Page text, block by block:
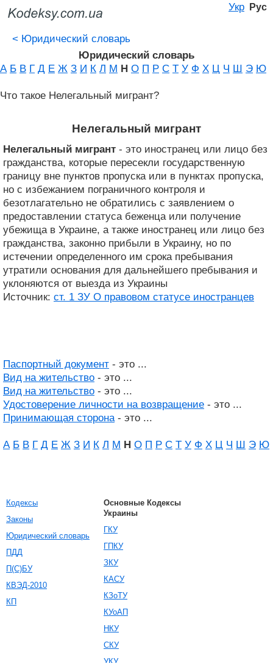
Укр Рус
< Юридический словарь
Юридический словарь
А Б В Г Д Е Ж З И К Л М Н О П Р С Т У Ф Х Ц Ч Ш Э Ю
Что такое Нелегальный мигрант?
Нелегальный мигрант
Нелегальный мигрант - это иностранец или лицо без
гражданства, которые пересекли государственную
границу вне пунктов пропуска или в пунктах пропуска,
но с избежанием пограничного контроля и
безотлагательно не обратились с заявлением о
предоставлении статуса беженца или получение
убежища в Украине, а также иностранец или лицо без
гражданства, законно прибыли в Украину, но по
истечении определенного им срока пребывания
утратили основания для дальнейшего пребывания и
уклоняются от выезда из Украины
Источник: ст. 1 ЗУ О правовом статусе иностранцев
Паспортный документ - это ...
Вид на жительство - это ...
Вид на жительство - это ...
Удостоверение личности на возвращение - это ...
Принимающая сторона- это ...
А Б В Г Д Е Ж З И К Л М Н О П Р С Т У Ф Х Ц Ч Ш Э Ю
Кодексы
Законы
Юридический словарь
ПДД
П(С)БУ
КВЭД-2010
КП
Основные Кодексы
Украины
ГКУ
ГПКУ
ЗКУ
КАСУ
КЗоТУ
КУоАП
НКУ
СКУ